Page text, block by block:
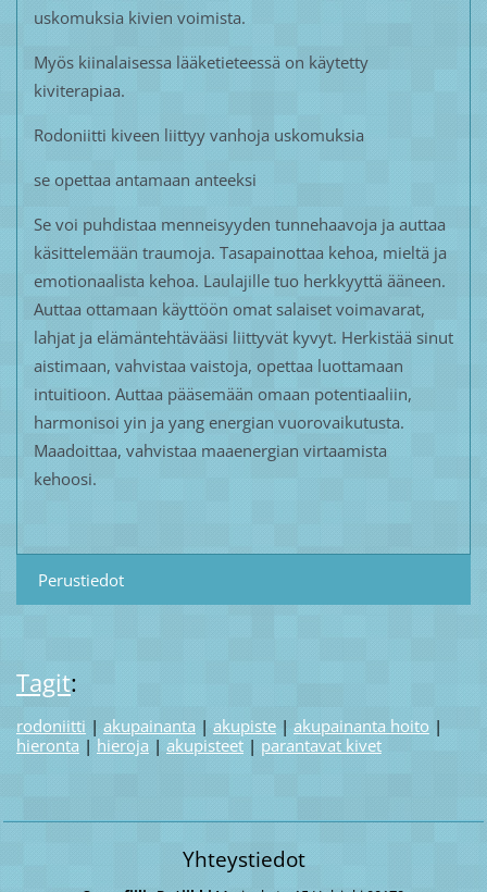
uskomuksia kivien voimista.
Myös kiinalaisessa lääketieteessä on käytetty
kiviterapiaa.
Rodoniitti kiveen liittyy vanhoja uskomuksia
se opettaa antamaan anteeksi
Se voi puhdistaa menneisyyden tunnehaavoja ja auttaa
käsittelemään traumoja. Tasapainottaa kehoa, mieltä ja
emotionaalista kehoa. Laulajille tuo herkkyyttä ääneen.
Auttaa ottamaan käyttöön omat salaiset voimavarat,
lahjat ja elämäntehtävääsi liittyvät kyvyt. Herkistää sinut
aistimaan, vahvistaa vaistoja, opettaa luottamaan
intuitioon. Auttaa pääsemään omaan potentiaaliin,
harmonisoi yin ja yang energian vuorovaikutusta.
Maadoittaa, vahvistaa maaenergian virtaamista
kehoosi.
Perustiedot
Tagit:
rodoniitti | akupainanta | akupiste | akupainanta hoito |
hieronta | hieroja | akupisteet | parantavat kivet
Yhteystiedot